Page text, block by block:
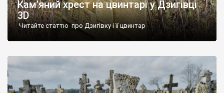
Кам’яний хрест на цвинтарі у Дзигівці
3D
Читайте статтю про Дзигівку і її цвинтар